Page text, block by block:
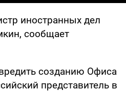
иностранных дел
сообщает
созданию Офиса
представитель в